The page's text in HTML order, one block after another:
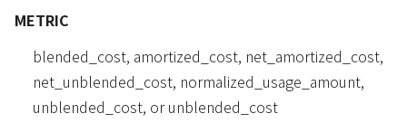
METRIC
blended_cost, amortized_cost, net_amortized_cost,
net_unblended_cost, normalized_usage_amount,
unblended_cost, or unblended_cost